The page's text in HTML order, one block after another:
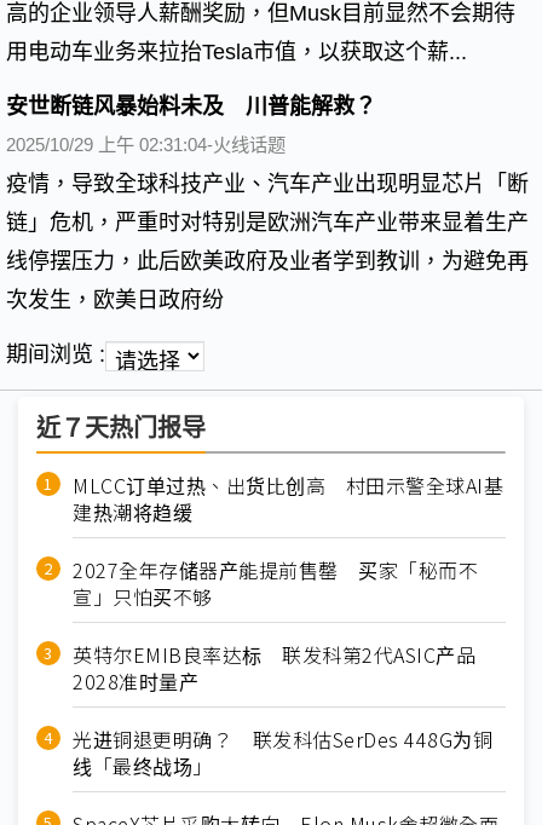
高的企业领导人薪酬奖励，但Musk目前显然不会期待
用电动车业务来拉抬Tesla市值，以获取这个薪...
安世断链风暴始料未及 川普能解救？
2025/10/29 上午 02:31:04-火线话题
疫情，导致全球科技产业、汽车产业出现明显芯片「断
链」危机，严重时对特别是欧洲汽车产业带来显着生产
线停摆压力，此后欧美政府及业者学到教训，为避免再
次发生，欧美日政府纷
期间浏览 :
近７天热门报导
MLCC订单过热、出货比创高 村田示警全球AI基
建热潮将趋缓
2027全年存储器产能提前售罄 买家「秘而不
宣」只怕买不够
英特尔EMIB良率达标 联发科第2代ASIC产品
2028准时量产
光进铜退更明确？ 联发科估SerDes 448G为铜
线「最终战场」